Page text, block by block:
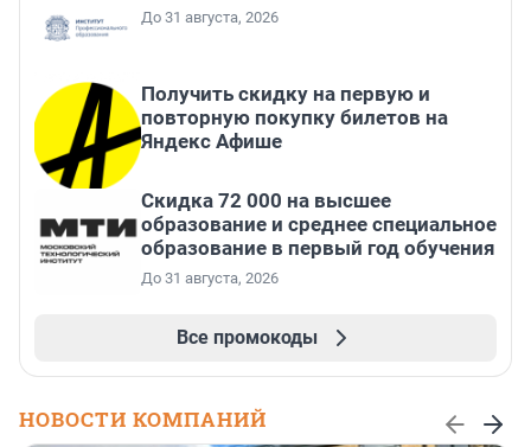
До 31 августа, 2026
Получить скидку на первую и
повторную покупку билетов на
Яндекс Афише
Скидка 72 000 на высшее
образование и среднее специальное
образование в первый год обучения
До 31 августа, 2026
Все промокоды
НОВОСТИ КОМПАНИЙ